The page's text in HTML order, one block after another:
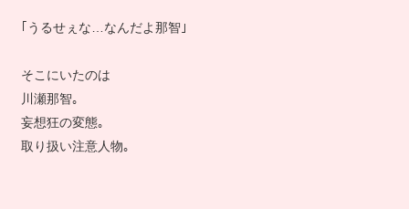
｢うるせぇな…なんだよ那智｣
そこにいたのは
川瀬那智｡
妄想狂の変態｡
取り扱い注意人物｡